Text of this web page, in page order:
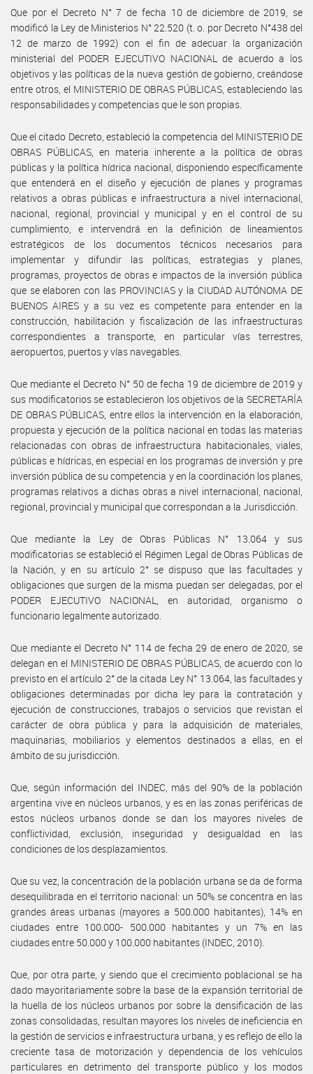
Que por el Decreto N° 7 de fecha 10 de diciembre de 2019, se
modificó la Ley de Ministerios N° 22.520 (t. o. por Decreto N°438 del
12 de marzo de 1992) con el fin de adecuar la organización
ministerial del PODER EJECUTIVO NACIONAL de acuerdo a los
objetivos y las políticas de la nueva gestión de gobierno, creándose
entre otros, el MINISTERIO DE OBRAS PÚBLICAS, estableciendo las
responsabilidades y competencias que le son propias.
Que el citado Decreto, estableció la competencia del MINISTERIO DE
OBRAS PÚBLICAS, en materia inherente a la política de obras
públicas y la política hídrica nacional, disponiendo específicamente
que entenderá en el diseño y ejecución de planes y programas
relativos a obras públicas e infraestructura a nivel internacional,
nacional, regional, provincial y municipal y en el control de su
cumplimiento, e intervendrá en la definición de lineamientos
estratégicos de los documentos técnicos necesarios para
implementar y difundir las políticas, estrategias y planes,
programas, proyectos de obras e impactos de la inversión pública
que se elaboren con las PROVINCIAS y la CIUDAD AUTÓNOMA DE
BUENOS AIRES y a su vez es competente para entender en la
construcción, habilitación y fiscalización de las infraestructuras
correspondientes a transporte, en particular vías terrestres,
aeropuertos, puertos y vías navegables.
Que mediante el Decreto N° 50 de fecha 19 de diciembre de 2019 y
sus modificatorios se establecieron los objetivos de la SECRETARÍA
DE OBRAS PÚBLICAS, entre ellos la intervención en la elaboración,
propuesta y ejecución de la política nacional en todas las materias
relacionadas con obras de infraestructura habitacionales, viales,
públicas e hídricas, en especial en los programas de inversión y pre
inversión pública de su competencia y en la coordinación los planes,
programas relativos a dichas obras a nivel internacional, nacional,
regional, provincial y municipal que correspondan a la Jurisdicción.
Que mediante la Ley de Obras Públicas N° 13.064 y sus
modificatorias se estableció el Régimen Legal de Obras Públicas de
la Nación, y en su artículo 2° se dispuso que las facultades y
obligaciones que surgen de la misma puedan ser delegadas, por el
PODER EJECUTIVO NACIONAL, en autoridad, organismo o
funcionario legalmente autorizado.
Que mediante el Decreto N° 114 de fecha 29 de enero de 2020, se
delegan en el MINISTERIO DE OBRAS PÚBLICAS, de acuerdo con lo
previsto en el artículo 2° de la citada Ley N° 13.064, las facultades y
obligaciones determinadas por dicha ley para la contratación y
ejecución de construcciones, trabajos o servicios que revistan el
carácter de obra pública y para la adquisición de materiales,
maquinarias, mobiliarios y elementos destinados a ellas, en el
ámbito de su jurisdicción.
Que, según información del INDEC, más del 90% de la población
argentina vive en núcleos urbanos, y es en las zonas periféricas de
estos núcleos urbanos donde se dan los mayores niveles de
conflictividad, exclusión, inseguridad y desigualdad en las
condiciones de los desplazamientos.
Que su vez, la concentración de la población urbana se da de forma
desequilibrada en el territorio nacional: un 50% se concentra en las
grandes áreas urbanas (mayores a 500.000 habitantes), 14% en
ciudades entre 100.000- 500.000 habitantes y un 7% en las
ciudades entre 50.000 y 100.000 habitantes (INDEC, 2010).
Que, por otra parte, y siendo que el crecimiento poblacional se ha
dado mayoritariamente sobre la base de la expansión territorial de
la huella de los núcleos urbanos por sobre la densificación de las
zonas consolidadas, resultan mayores los niveles de ineficiencia en
la gestión de servicios e infraestructura urbana, y es reflejo de ello la
creciente tasa de motorización y dependencia de los vehículos
particulares en detrimento del transporte público y los modos